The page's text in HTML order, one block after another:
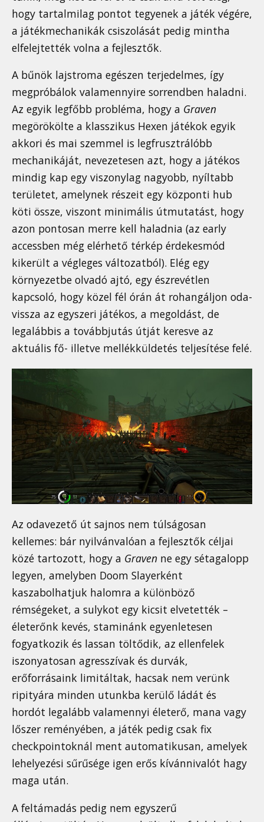
hogy tartalmilag pontot tegyenek a játék végére,
a játékmechanikák csiszolását pedig mintha
elfelejtették volna a fejlesztők.
A bűnök lajstroma egészen terjedelmes, így
megpróbálok valamennyire sorrendben haladni.
Az egyik legfőbb probléma, hogy a Graven
megörökölte a klasszikus Hexen játékok egyik
akkori és mai szemmel is legfrusztrálóbb
mechanikáját, nevezetesen azt, hogy a játékos
mindig kap egy viszonylag nagyobb, nyíltabb
területet, amelynek részeit egy központi hub
köti össze, viszont minimális útmutatást, hogy
azon pontosan merre kell haladnia (az early
accessben még elérhető térkép érdekesmód
kikerült a végleges változatból). Elég egy
környezetbe olvadó ajtó, egy észrevétlen
kapcsoló, hogy közel fél órán át rohangáljon oda-
vissza az egyszeri játékos, a megoldást, de
legalábbis a továbbjutás útját keresve az
aktuális fő- illetve mellékküldetés teljesítése felé.
Az odavezető út sajnos nem túlságosan
kellemes: bár nyilvánvalóan a fejlesztők céljai
közé tartozott, hogy a Graven ne egy sétagalopp
legyen, amelyben Doom Slayerként
kaszabolhatjuk halomra a különböző
rémségeket, a sulykot egy kicsit elvetették –
életerőnk kevés, staminánk egyenletesen
fogyatkozik és lassan töltődik, az ellenfelek
iszonyatosan agresszívak és durvák,
erőforrásaink limitáltak, hacsak nem verünk
ripityára minden utunkba kerülő ládát és
hordót legalább valamennyi életerő, mana vagy
lőszer reményében, a játék pedig csak fix
checkpointoknál ment automatikusan, amelyek
lehelyezési sűrűsége igen erős kívánnivalót hagy
maga után.
A feltámadás pedig nem egyszerű